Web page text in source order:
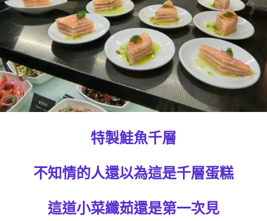
特製鮭魚千層
不知情的人還以為這是千層蛋糕
這道小菜纖茹還是第一次見